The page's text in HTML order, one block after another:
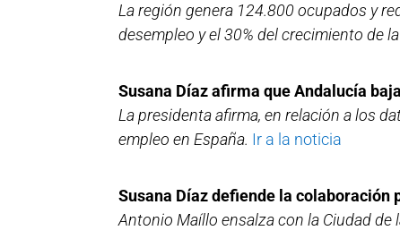
La región genera 124.800 ocupados y
desempleo y el 30% del crecimiento de
Susana Díaz afirma que Andalucía
La presidenta afirma, en relación a los
empleo en España. Ir a la noticia
Susana Díaz defiende la
Antonio Maíllo ensalza con la Ciudad